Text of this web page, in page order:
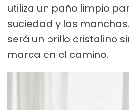
utiliza un paño limpio
suciedad y las
será un brillo cristalino
marca en el camino.